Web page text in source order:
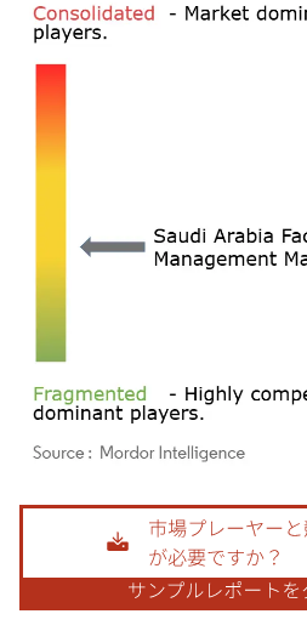
画像 © Mordor Intelligence。再利用には